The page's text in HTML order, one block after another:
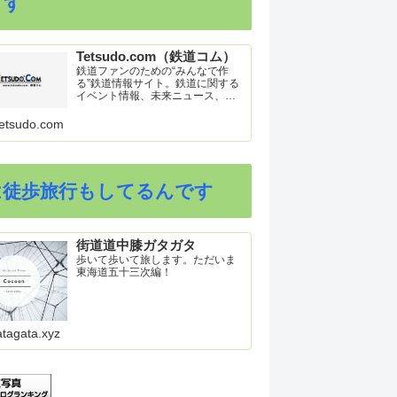
Tetsudo.com（鉄道コム）
鉄道ファンのための“みんなで作
る”鉄道情報サイト。鉄道に関する
イベント情報、未来ニュース、車
ク集や、参加型ゲーム「駅つなゲ
歩旅行もしてるんです
街道道中膝ガタガタ
歩いて歩いて旅します。ただいま
東海道五十三次編！